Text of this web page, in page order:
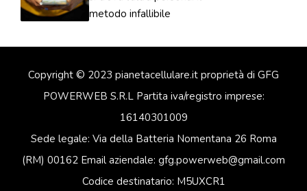
metodo infallibile
Copyright © 2023 pianetacellulare.it proprietà di GFG
POWERWEB S.R.L Partita iva/registro imprese:
16140301009
Sede legale: Via della Batteria Nomentana 26 Roma
(RM) 00162 Email aziendale: gfg.powerweb@gmail.com
Codice destinatario: M5UXCR1